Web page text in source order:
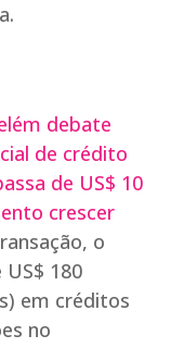
debate
de crédito
de US$ 10
crescer
o
180
em créditos
no